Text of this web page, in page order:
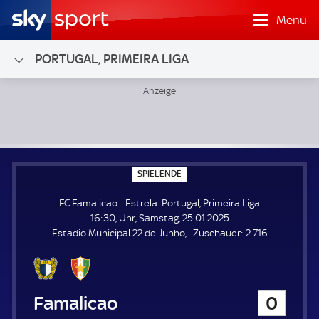
Menü
PORTUGAL, PRIMEIRA LIGA
SPIELENDE
P
E
L
E
N
FC Famalicao - Estrela. Portugal, Primeira Liga.
16:30, Uhr, Samstag, 25.01.2025.
Estadio Municipal 22 de Junho
Zuschauer: Z
2.716.
FC Famalicao
0